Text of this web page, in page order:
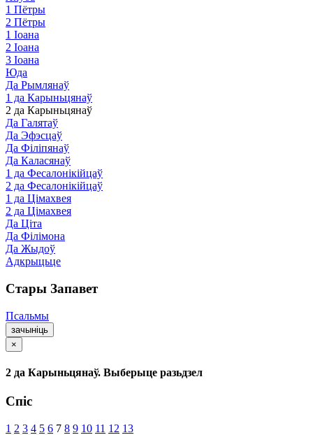
1 Пётры
2 Пётры
1 Іоана
2 Іоана
3 Іоана
Юда
Да Рымлянаў
1 да Карыньцянаў
2 да Карыньцянаў
Да Галятаў
Да Эфэсцаў
Да Філіпянаў
Да Каласянаў
1 да Фесалонікійцаў
2 да Фесалонікійцаў
1 да Цімахвея
2 да Цімахвея
Да Ціта
Да Філімона
Да Жыдоў
Адкрыцьце
Стары Запавет
Псальмы
зачыніць
×
2 да Карыньцянаў. Выберыце разьдзел
Спіс
1 2 3 4 5 6 7 8 9 10 11 12 13